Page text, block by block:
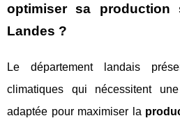
optimiser sa production
Landes ?
Le département landais
climatiques qui nécessitent
adaptée pour maximiser la